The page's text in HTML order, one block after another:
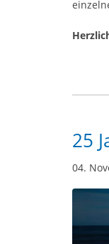
25
04.